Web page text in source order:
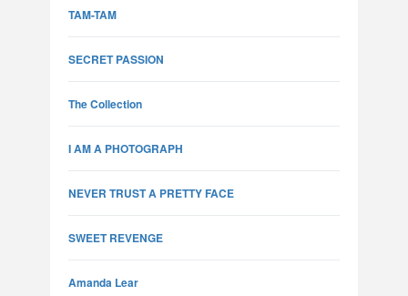
TAM-TAM
SECRET PASSION
The Collection
I AM A PHOTOGRAPH
NEVER TRUST A PRETTY FACE
SWEET REVENGE
Amanda Lear